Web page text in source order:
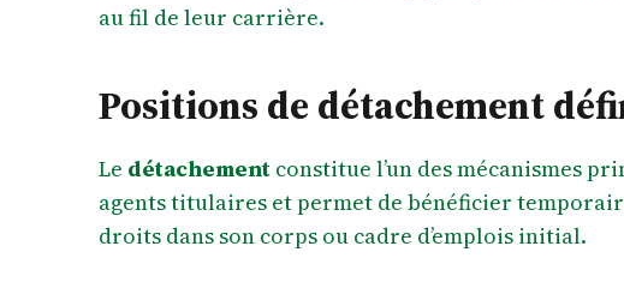
au fil de leur carrière.
Positions de détachement
Le détachement constitue l’un des mécanismes
agents titulaires et permet de bénéficier
droits dans son corps ou cadre d’emplois initial.